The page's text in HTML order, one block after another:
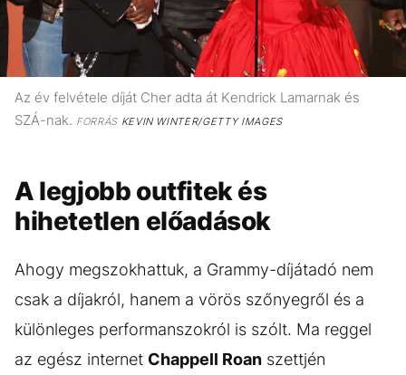
Az év felvétele díját Cher adta át Kendrick Lamarnak és
SZÁ-nak. FORRÁSKEVIN WINTER/GETTY IMAGES
A legjobb outfitek és
hihetetlen előadások
Ahogy megszokhattuk, a Grammy-díjátadó nem
csak a díjakról, hanem a vörös szőnyegről és a
különleges performanszokról is szólt. Ma reggel
az egész internet Chappell Roan szettjén